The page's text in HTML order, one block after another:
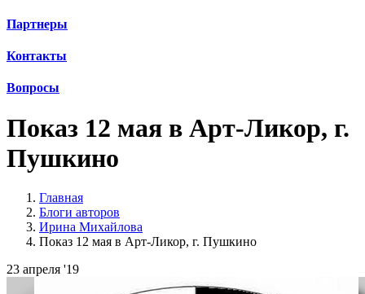
Партнеры
Контакты
Вопросы
Показ 12 мая в Арт-Ликор, г.
Пушкино
Главная
Блоги авторов
Ирина Михайлова
Показ 12 мая в Арт-Ликор, г. Пушкино
23 апреля '19